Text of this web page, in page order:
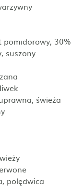
pomidorowy, 30%
suszony
świeża
polędwica